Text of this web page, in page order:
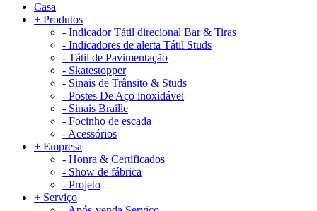
Casa
+ Produtos
- Indicador Tátil direcional Bar & Tiras
- Indicadores de alerta Tátil Studs
- Tátil de Pavimentação
- Skatestopper
- Sinais de Trânsito & Studs
- Postes De Aço inoxidável
- Sinais Braille
- Focinho de escada
- Acessórios
+ Empresa
- Honra & Certificados
- Show de fábrica
- Projeto
+ Serviço